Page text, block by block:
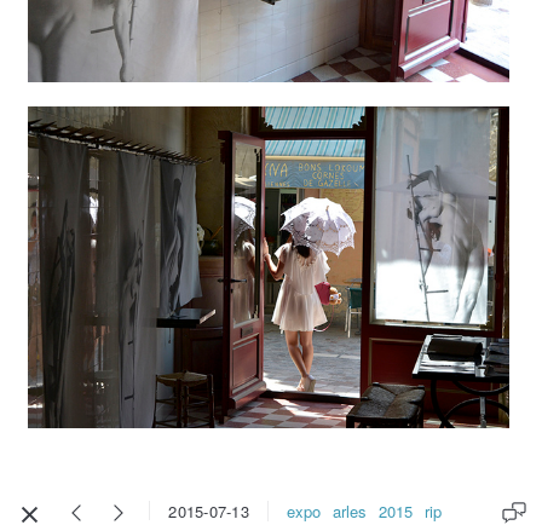
2015-07-13 expo arles 2015 rip